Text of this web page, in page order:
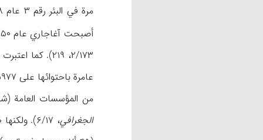
مرة في البئر رقم ۳ عام ۱۹۳۸م و تم نقل أول شحنة له بالأنابیب الی آبادان عام ۱۹۴۴م (
من المؤسسات العامة (شوادران، ۱۴۵، ۱۴۶). و مع هذا فقد وصفت آغاجاري بین عامي ۱۹۴۹-۱۹۵۳ م بأنه
الجغرافي